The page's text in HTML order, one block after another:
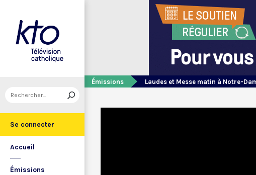
Se connecter
Accueil
Émissions
Émissions Laudes et Messe matin à Notre-